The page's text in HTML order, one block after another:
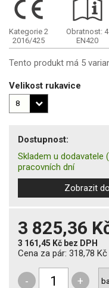
Kategorie 2
2016/425
Obratnost: 4
EN420
Tento produkt má 5
Velikost rukavice
Dostupnost:
Skladem u dodavatele
pracovních dní
Zobrazit
3 825,36
3 161,45 Kč bez DPH
Cena za pár: 318,78 Kč
- +